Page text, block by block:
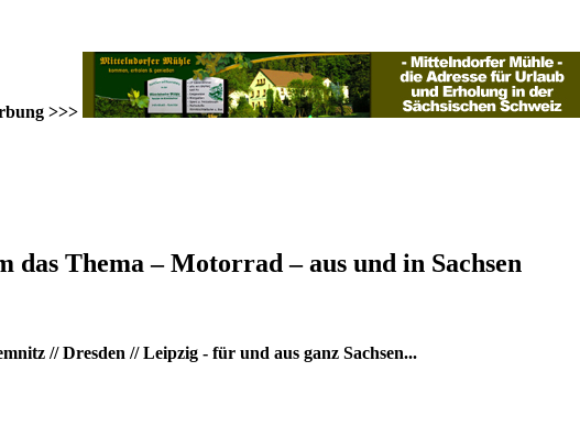
>>>
Thema – Motorrad – aus und in Sachsen
// Dresden // Leipzig - für und aus ganz Sachsen...